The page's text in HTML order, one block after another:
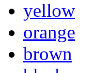
yellow
orange
brown